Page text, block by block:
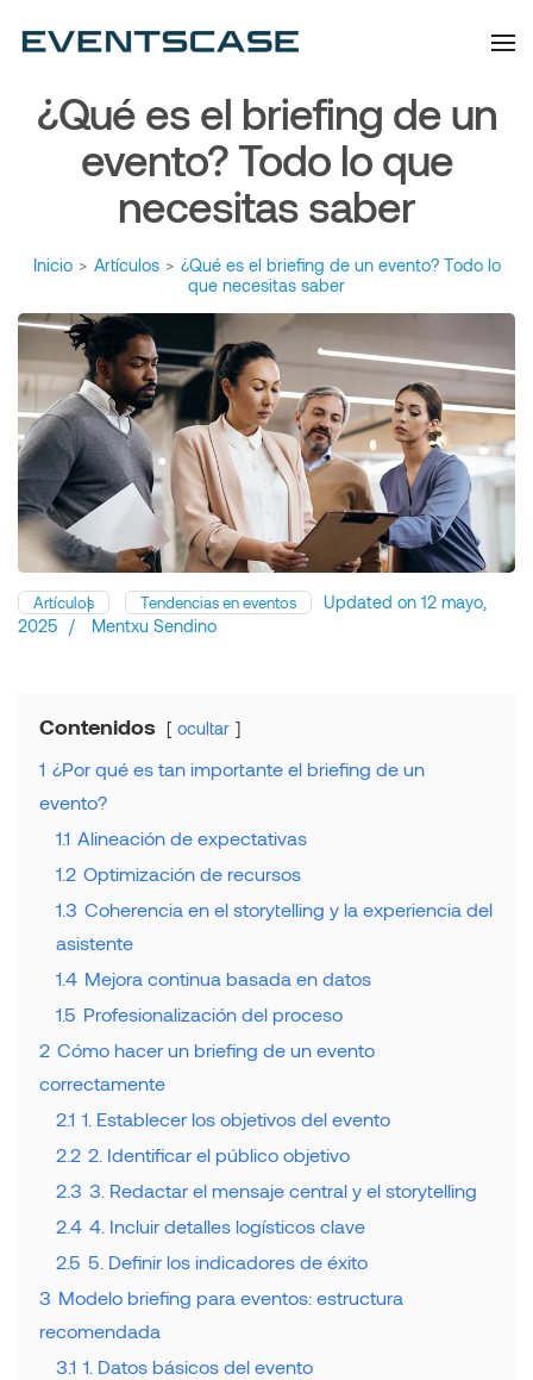
¿Qué es el briefing de un
evento? Todo lo que
necesitas saber
Inicio > Artículos > ¿Qué es el briefing de un evento? Todo lo
que necesitas saber
Artículos Tendencias en eventos Updated on 12 mayo,
2025
/ Mentxu Sendino
Contenidos ocultar
1 ¿Por qué es tan importante el briefing de un
evento?
1.1 Alineación de expectativas
1.2 Optimización de recursos
1.3 Coherencia en el storytelling y la experiencia del
asistente
1.4 Mejora continua basada en datos
1.5 Profesionalización del proceso
2 Cómo hacer un briefing de un evento
correctamente
2.1 1. Establecer los objetivos del evento
2.2 2. Identificar el público objetivo
2.3 3. Redactar el mensaje central y el storytelling
2.4 4. Incluir detalles logísticos clave
2.5 5. Definir los indicadores de éxito
3 Modelo briefing para eventos: estructura
recomendada
3.1 1. Datos básicos del evento